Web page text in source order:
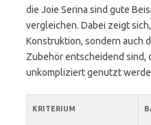
die Joie Serina sind gute
vergleichen. Dabei zeigt
Konstruktion, sondern auch
Zubehör entscheidend sind,
unkompliziert genutzt
KRITERIUM